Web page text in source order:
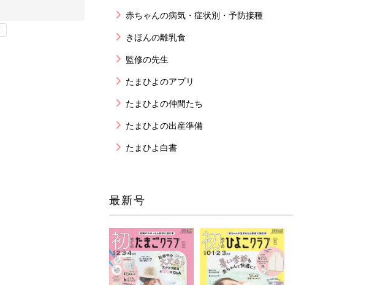
赤ちゃんの病気・症状別・予防接種
きほんの離乳食
監修の先生
たまひよのアプリ
たまひよの仲間たち
たまひよの出産準備
たまひよ白書
最新号